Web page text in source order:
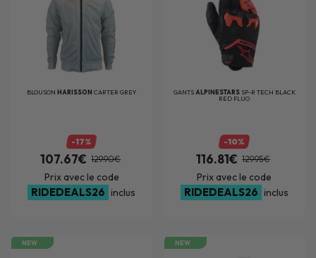
BLOUSON HARISSONCARTER GREY
-17%
107.67€ 129.90€
Prix avec le code
RIDEDEALS26 inclus
GANTSALPINESTARS SP-R TECH BLACK
RED FLUO
-10%
116.81€ 129.95€
Prix avec le code
RIDEDEALS26 inclus
NEW NEW